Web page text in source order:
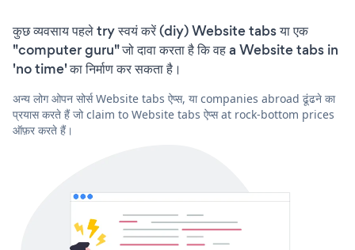
कुछ व्यवसाय पहले try स्वयं करें (diy) Website tabs या एक
"computer guru" जो दावा करता है कि वह a Website tabs in
'no time' का निर्माण कर सकता है।
अन्य लोग ओपन सोर्स Website tabs ऐप्स, या companies abroad ढूंढने का
प्रयास करते हैं जो claim to Website tabs ऐप्स at rock-bottom prices
ऑफ़र करते हैं।